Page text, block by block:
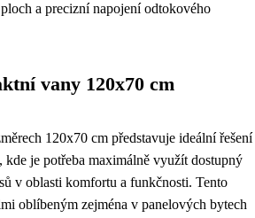
a precizní napojení odtokového
vany 120x70 cm
120x70 cm představuje ideální řešení
kde je potřeba maximálně využít dostupný
v oblasti komfortu a funkčnosti. Tento
oblíbeným zejména v panelových bytech